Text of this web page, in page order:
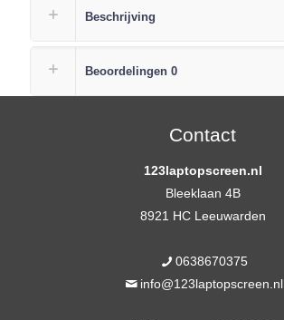
1920×1080Beschrijving
Beoordelingen 0
Contact
123laptopscreen.nl
Bleeklaan 4B
8921 HC Leeuwarden
0638670375
info@123laptopscreen.nl